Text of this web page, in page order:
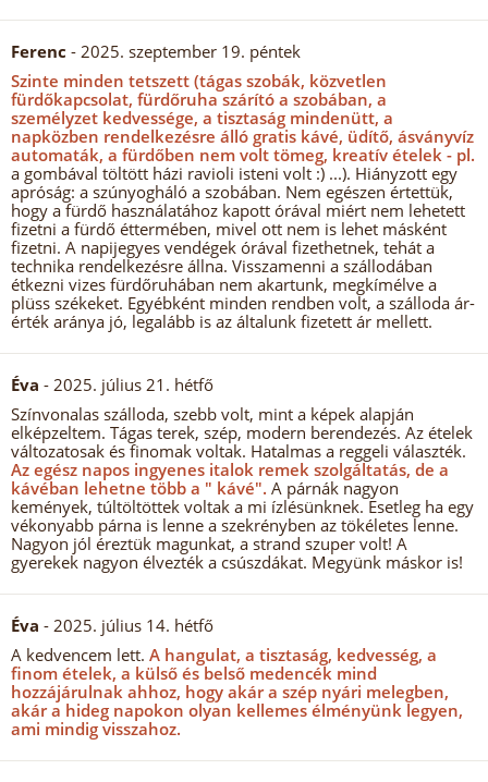
Ferenc - 2025. szeptember 19. péntek
Szinte minden tetszett (tágas szobák, közvetlen
fürdőkapcsolat, fürdőruha szárító a szobában, a
személyzet kedvessége, a tisztaság mindenütt, a
napközben rendelkezésre álló gratis kávé, üdítő, ásványvíz
automaták, a fürdőben nem volt tömeg, kreatív ételek - pl.
a gombával töltött házi ravioli isteni volt :) ...). Hiányzott egy
apróság: a szúnyogháló a szobában. Nem egészen értettük,
hogy a fürdő használatához kapott órával miért nem lehetett
fizetni a fürdő éttermében, mivel ott nem is lehet másként
fizetni. A napijegyes vendégek órával fizethetnek, tehát a
technika rendelkezésre állna. Visszamenni a szállodában
étkezni vizes fürdőruhában nem akartunk, megkímélve a
plüss székeket. Egyébként minden rendben volt, a szálloda ár-
érték aránya jó, legalább is az általunk fizetett ár mellett.
Éva - 2025. július 21. hétfő
Színvonalas szálloda, szebb volt, mint a képek alapján
elképzeltem. Tágas terek, szép, modern berendezés. Az ételek
változatosak és finomak voltak. Hatalmas a reggeli választék.
Az egész napos ingyenes italok remek szolgáltatás, de a
kávéban lehetne több a " kávé". A párnák nagyon
kemények, túltöltöttek voltak a mi ízlésünknek. Esetleg ha egy
vékonyabb párna is lenne a szekrényben az tökéletes lenne.
Nagyon jól éreztük magunkat, a strand szuper volt! A
gyerekek nagyon élvezték a csúszdákat. Megyünk máskor is!
Éva - 2025. július 14. hétfő
A kedvencem lett. A hangulat, a tisztaság, kedvesség, a
finom ételek, a külső és belső medencék mind
hozzájárulnak ahhoz, hogy akár a szép nyári melegben,
akár a hideg napokon olyan kellemes élményünk legyen,
ami mindig visszahoz.